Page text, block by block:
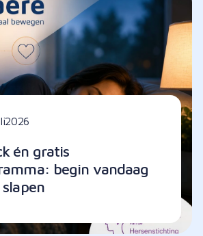
2026
én gratis
begin vandaag